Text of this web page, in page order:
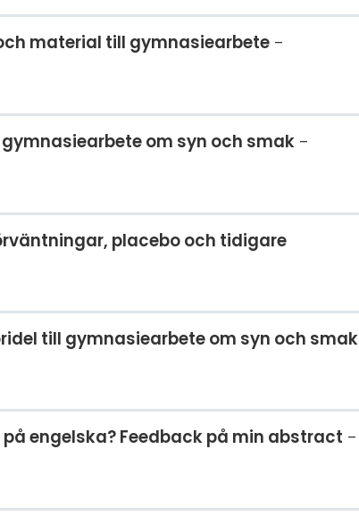
material till gymnasiearbete
om syn och smak
placebo och tidigare
till gymnasiearbete om syn och smak
engelska? Feedback på min abstract